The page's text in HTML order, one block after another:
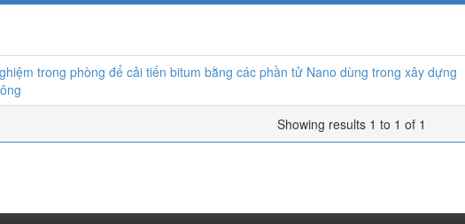
trong phòng để cải tiến bitum bằng các phần tử Nano dùng trong xây dựng
Showing results 1 to 1 of 1